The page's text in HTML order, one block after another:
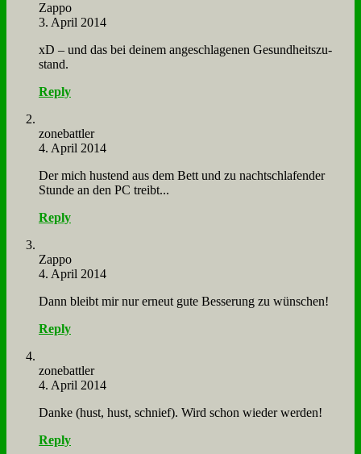
Zap­po
3. April 2014
xD – und das bei dei­nem an­ge­schla­ge­nen Ge­sund­heits­zu­
stand.
Reply
zone­batt­ler
4. April 2014
Der mich hu­stend aus dem Bett und zu nacht­schla­fen­der
Stun­de an den PC treibt...
Reply
Zap­po
4. April 2014
Dann bleibt mir nur er­neut gu­te Bes­se­rung zu wün­schen!
Reply
zone­batt­ler
4. April 2014
Dan­ke (hust, hust, schnief). Wird schon wie­der wer­den!
Reply